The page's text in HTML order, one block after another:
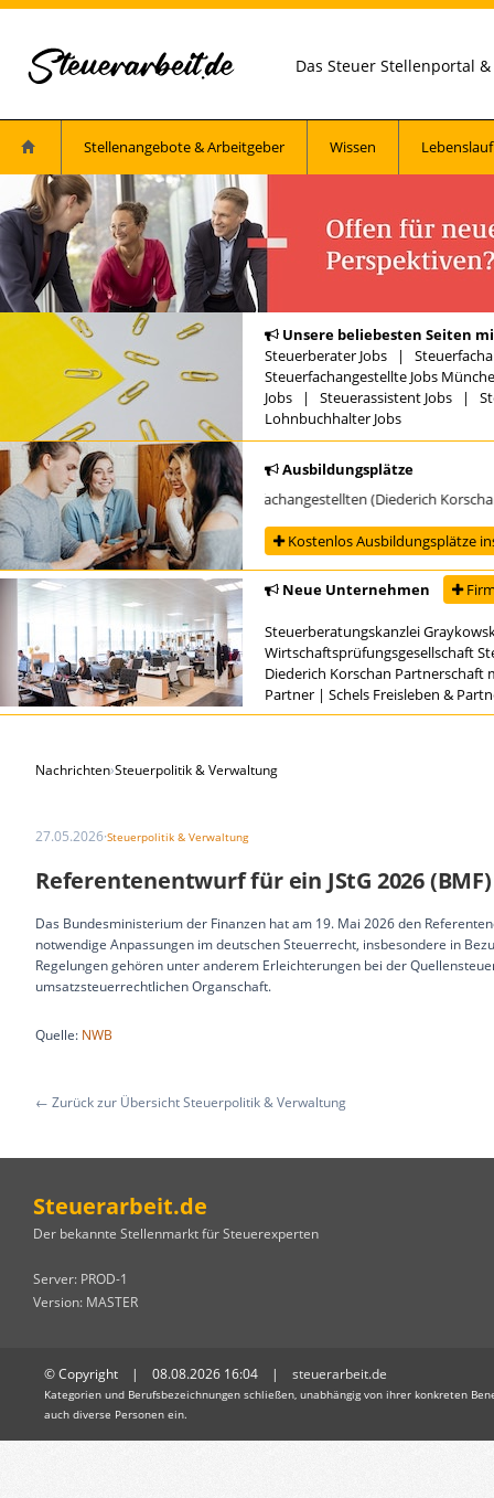
Das Steuer Stellenportal
Stellenangebote & Arbeitgeber Wissen Lebenslauf
Unsere beliebesten Seiten
Steuerberater Jobs |
Steuerfachangestellte Jobs
Jobs | Steuerassistent Jobs |
Lohnbuchhalter Jobs
Ausbildungsplätze
Ausbildung zur/zum Steuerfachangestellten (Diederich Korschan
Kostenlos Ausbildungsplätze
Neue Unternehmen
Steuerberatungskanzlei
Wirtschaftsprüfungsgesellschaft
Diederich Korschan Partnerschaft
Partner | Schels Freisleben &
Nachrichten›Steuerpolitik & Verwaltung
27.05.2026·Steuerpolitik & Verwaltung
Referentenentwurf für ein JStG 2026 (BMF)
Das Bundesministerium der Finanzen hat am 19. Mai 2026 den
notwendige Anpassungen im deutschen Steuerrecht, insbesondere in
Regelungen gehören unter anderem Erleichterungen bei der
umsatzsteuerrechtlichen Organschaft.
Quelle: NWB
← Zurück zur Übersicht Steuerpolitik & Verwaltung
Steuerarbeit.de
Der bekannte Stellenmarkt für Steuerexperten
Server: PROD-1
Version: MASTER
© Copyright | 08.08.2026 16:04 | steuerarbeit.de
Kategorien und Berufsbezeichnungen schließen, unabhängig von ihrer konkreten
auch diverse Personen ein.